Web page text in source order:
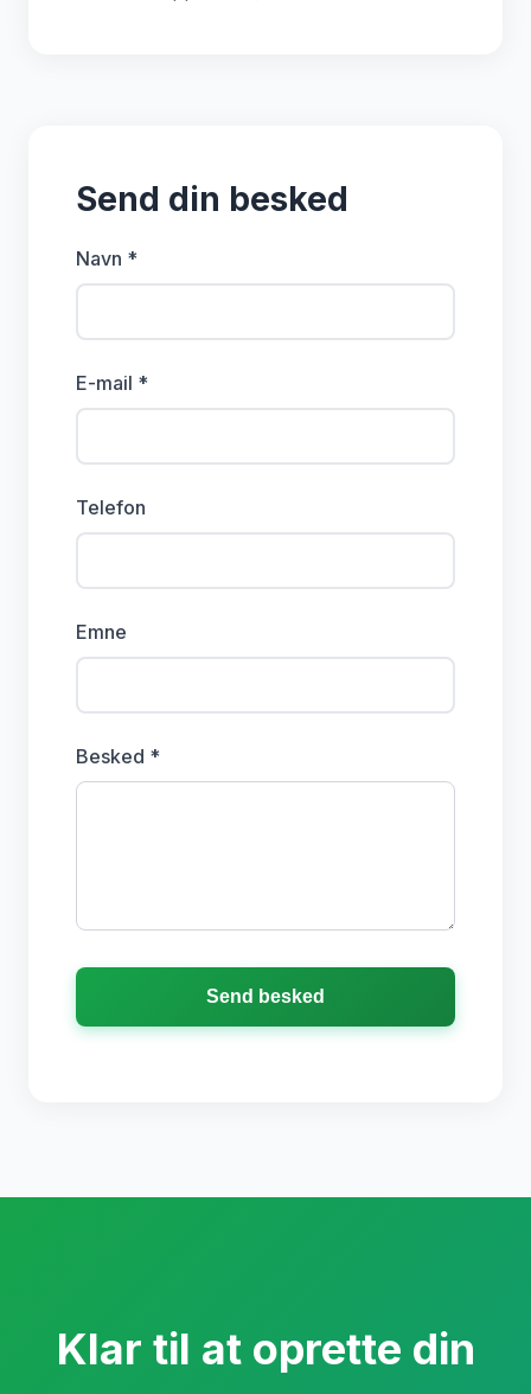
Send din besked
Navn *
E-mail *
Telefon
Emne
Besked *
Send besked
Klar til at oprette din